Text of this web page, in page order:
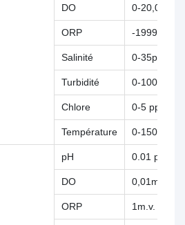
DO 0-20,00mg/
ORP -
Salinité 0-35ppt
Turbidité 0-100NTU
Chlore 0-5 ppm
Température 0-
pH 0.01 ph
DO 0,01mg/L
ORP 1m.v.